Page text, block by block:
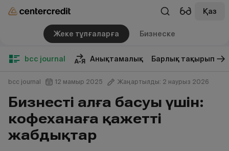
Қаз
Жеке тұлғаларға Бизнеске
bcc journal Анықтамалық Барлық тақырып
bcc journal 12 мамыр 2025 Жаңартылды: 2 наурыз 2026
Бизнестің алға басуы үшін:
кофеханаға қажетті
жабдықтар